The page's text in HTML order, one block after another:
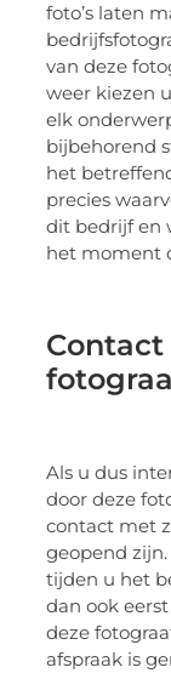
foto’s laten
van deze
weer kiezen
elk
bijbehorend
het
precies
dit bedrijf en
het moment
Als u dus
door deze
contact met
geopend
tijden u het
dan ook
deze
afspraak is